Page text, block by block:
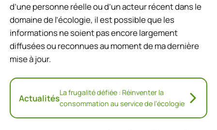
d’une personne réelle ou d’un acteur récent dans le
domaine de l’écologie, il est possible que les
informations ne soient pas encore largement
diffusées ou reconnues au moment de ma dernière
mise à jour.
ActualitésLa frugalité défiée : Réinventer la
consommation au service de l’écologie